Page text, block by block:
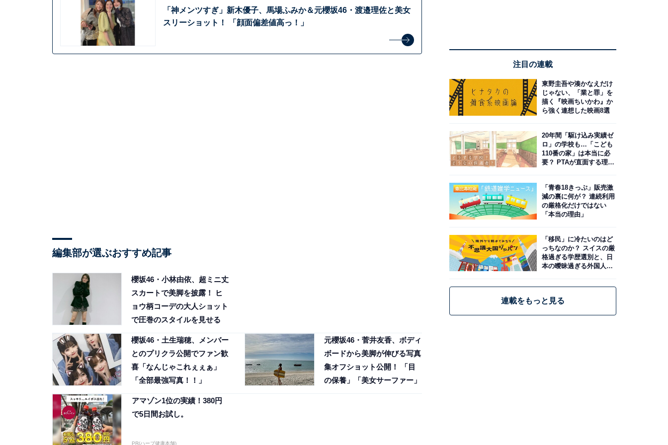
「神メンツすぎ」新木優子、馬場ふみか＆元櫻坂46・渡邉理佐と美女
スリーショット！ 「顔面偏差値高っ！」
編集部が選ぶおすすめ記事
櫻坂46・小林由依、超ミニ丈
スカートで美脚を披露！ ヒ
ョウ柄コーデの大人ショット
で圧巻のスタイルを見せる
櫻坂46・土生瑞穂、メンバー
とのプリクラ公開でファン歓
喜「なんじゃこれぇぇぁ」
「全部最強写真！！」
元櫻坂46・菅井友香、ボディ
ボードから美脚が伸びる写真
集オフショット公開！ 「目
の保養」「美女サーファー」
アマゾン1位の実績！380円
で5日間お試し。
PR(ハーブ健康本舗)
注目の連載
東野圭吾や湊かなえだけ
じゃない、「業と罪」を
描く『映画ちいかわ』か
ら強く連想した映画8選
20年間「駆け込み実績ゼ
ロ」の学校も…「こども
110番の家」は本当に必
要？ PTAが直面する理想
「青春18きっぷ」販売激
減の裏に何が？ 連続利用
の厳格化だけではない
「本当の理由」
「移民」に冷たいのはど
っちなのか？ スイスの厳
格過ぎる学歴選別と、日
本の曖昧過ぎる外国人政
連載をもっと見る